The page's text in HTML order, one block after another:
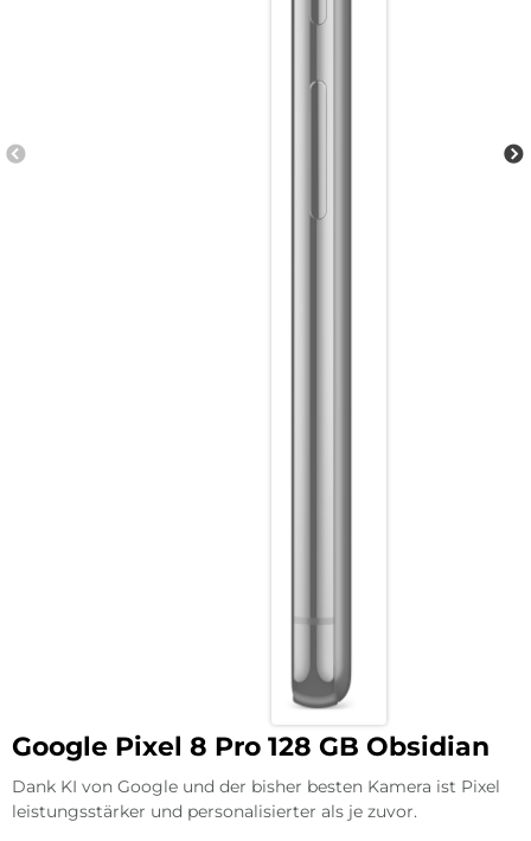
Google Pixel 8 Pro 128 GB Obsidian
Dank KI von Google und der bisher besten Kamera ist Pixel
leistungsstärker und personalisierter als je zuvor.